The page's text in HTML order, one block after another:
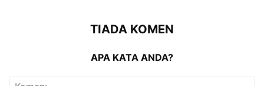
TIADA KOMEN
APA KATA ANDA?